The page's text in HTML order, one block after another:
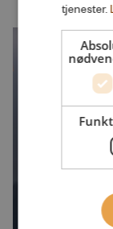
tjenester.